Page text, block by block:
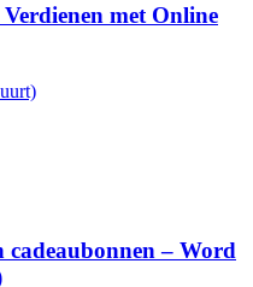
met Online
– Word